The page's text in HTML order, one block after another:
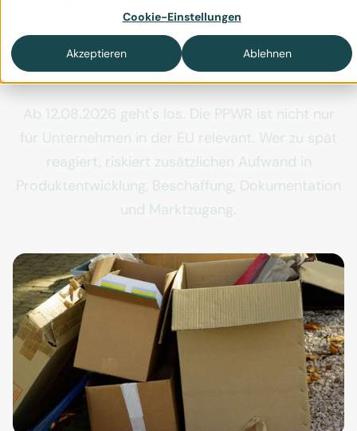
Cookie-Einstellungen
Akzeptieren Ablehnen
Verpackungsverordnung
jetzt für Unternehmen
bedeutet
Ab 12.08.2026 geht's los. Die PPWR ist nicht nur
für Unternehmen in der EU relevant. Wer zu spät
reagiert, riskiert zusätzlichen Aufwand in
Produktentwicklung, Beschaffung, Dokumentation
und Marktzugang.